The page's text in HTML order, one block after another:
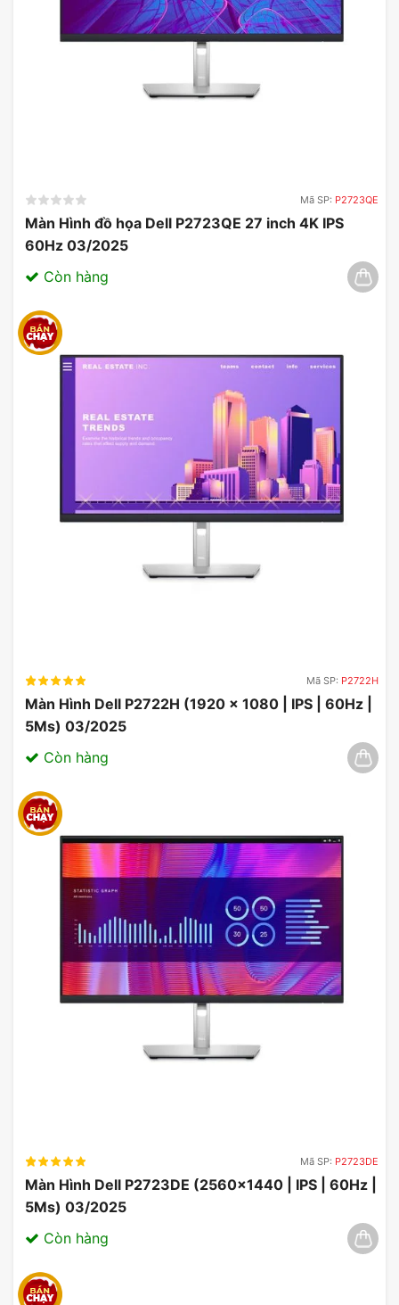
Viewsonic 18.5 inch
LCD ViewSonic 19 inch VA1903A
Màn hình máy tính viewsonics va1903a 19inch 18.5
inch vis lcd monitor
Mã SP: P2723QE
Màn Hình đồ họa Dell P2723QE 27 inch 4K IPS
60Hz 03/2025
Còn hàng
Mã SP: P2722H
Màn Hình Dell P2722H (1920 x 1080 | IPS | 60Hz |
5Ms) 03/2025
Còn hàng
Mã SP: P2723DE
Màn Hình Dell P2723DE (2560×1440 | IPS | 60Hz |
5Ms) 03/2025
Còn hàng